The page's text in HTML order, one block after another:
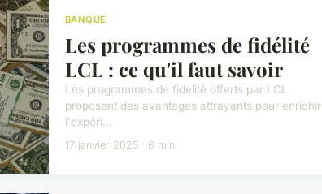
BANQUE
Les programmes de fidélité
LCL : ce qu'il faut savoir
Les programmes de fidélité offerts par LCL
proposent des avantages attrayants pour enrichir
l'expéri...
17 janvier 2025 · 6 min